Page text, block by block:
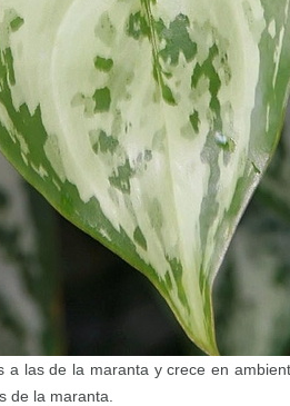
a las de la maranta y crece en
de la maranta.